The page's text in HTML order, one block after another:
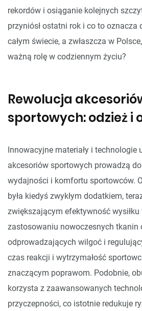
rekordów i osiąganie kolejnych
przyniósł ostatni rok i co to oznacza
całym świecie, a zwłaszcza w
ważną rolę w codziennym życiu?
Rewolucja
sportowych: odzież i
Innowacyjne materiały i technologie
akcesoriów sportowych prowadzą
wydajności i komfortu sportowców.
była kiedyś zwykłym dodatkiem,
zwiększającym efektywność
zastosowaniu nowoczesnych tkanin
odprowadzających wilgoć i
czas reakcji i wytrzymałość
znaczącym poprawom. Podobnie,
korzysta z zaawansowanych
przyczepności, co istotnie redukuje